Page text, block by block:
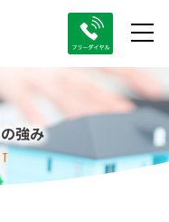
の強み